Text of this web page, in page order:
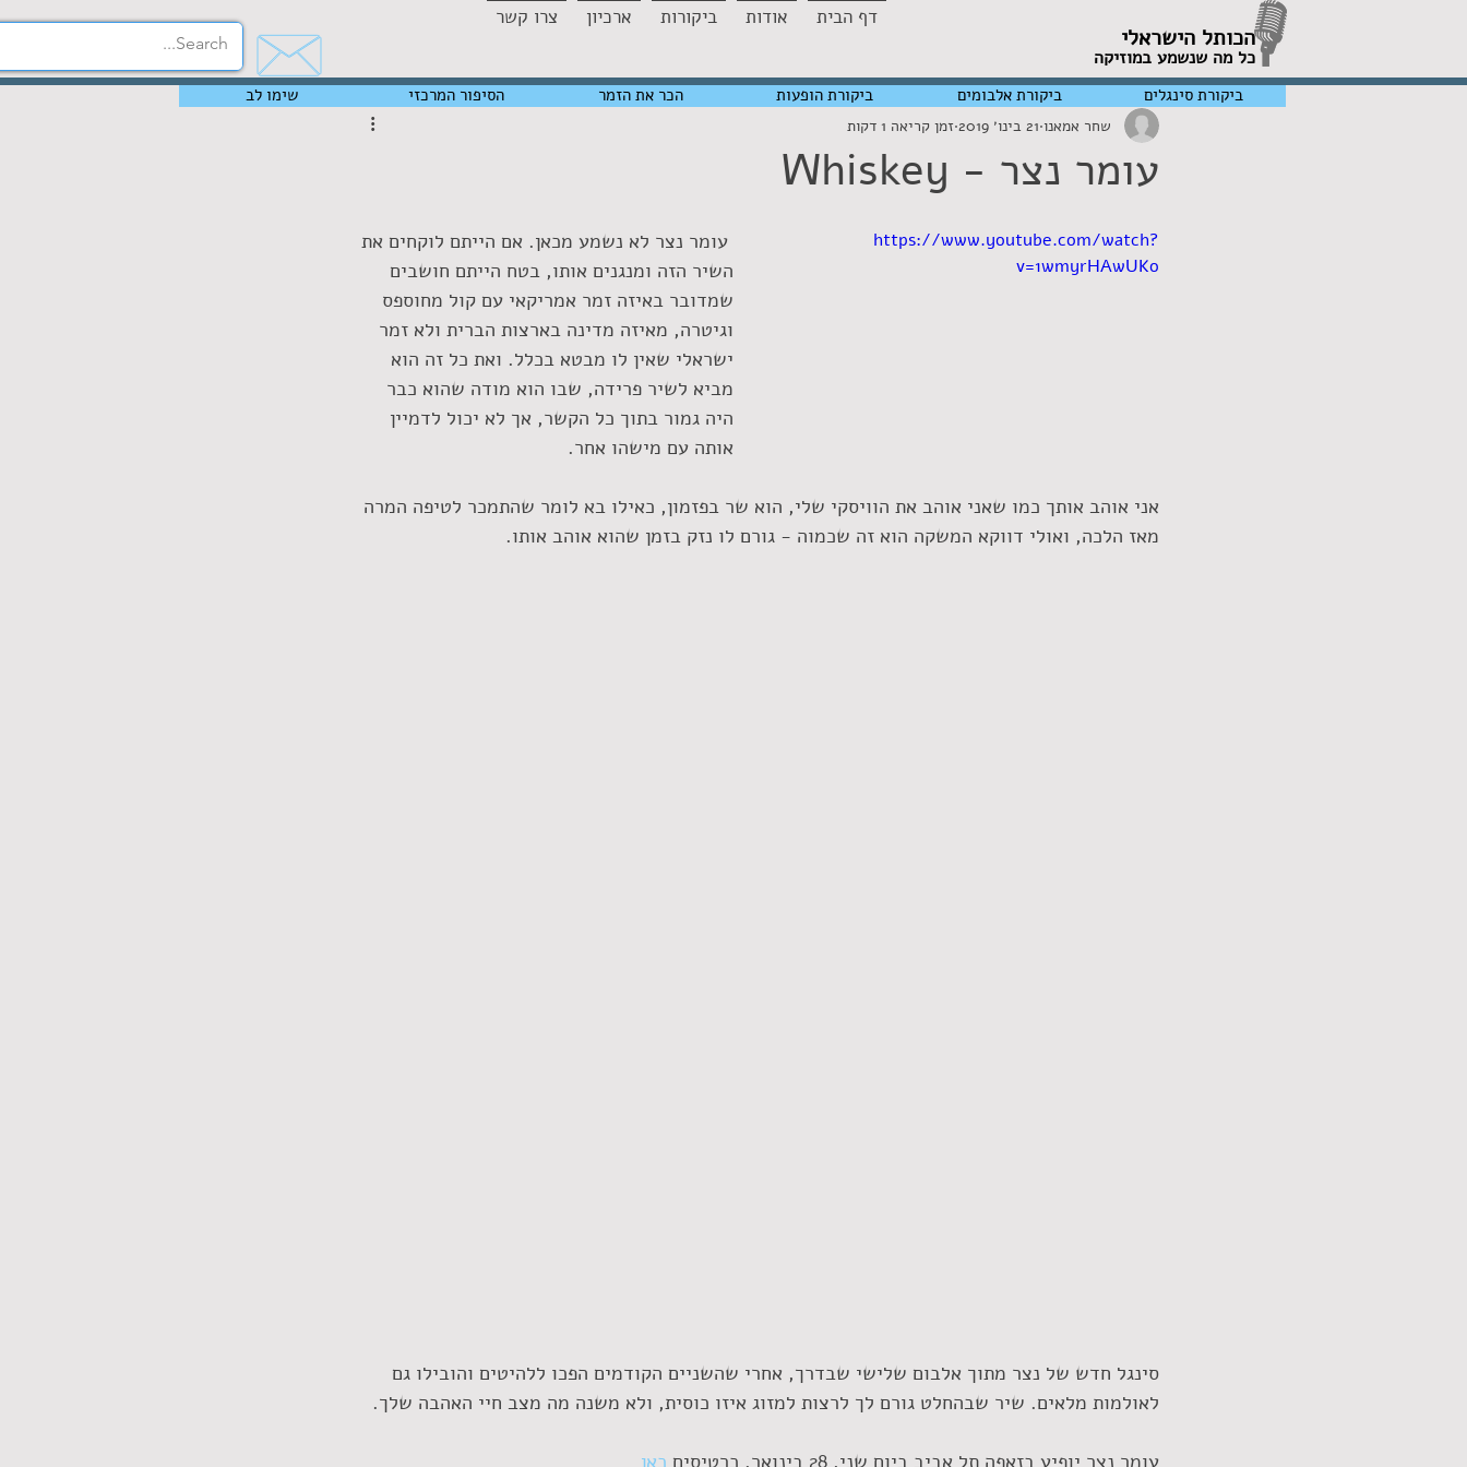
הכותל הישראלי
כל מה שנשמע במוזיקה
דף הבית אודות ביקורות ארכיון צרו קשר
עומר נצר - Whiskey
שחר אמאנו 21 בינו׳ 2019 זמן קריאה 1 דקות
https://www.youtube.com/watch?
v=1wmyrHAwUKo
עומר נצר לא נשמע מכאן. אם הייתם לוקחים את
השיר הזה ומנגנים אותו, בטח הייתם חושבים
שמדובר באיזה זמר אמריקאי עם קול מחוספס
וגיטרה, מאיזה מדינה בארצות הברית ולא זמר
ישראלי שאין לו מבטא בכלל. ואת כל זה הוא
מביא לשיר פרידה, שבו הוא מודה שהוא כבר
היה גמור בתוך כל הקשר, אך לא יכול לדמיין
אותה עם מישהו אחר.
אני אוהב אותך כמו שאני אוהב את הוויסקי שלי, הוא שר בפזמון, כאילו בא לומר שהתמכר לטיפה המרה
מאז הלכה, ואולי דווקא המשקה הוא זה שכמוה - גורם לו נזק בזמן שהוא אוהב אותו.
סינגל חדש של נצר מתוך אלבום שלישי שבדרך, אחרי שהשניים הקודמים הפכו ללהיטים והובילו גם
לאולמות מלאים. שיר שבהחלט גורם לך לרצות למזוג איזו כוסית, ולא משנה מה מצב חיי האהבה שלך.
עומר נצר יופיע בזאפה תל אביב ביום שני, 28 בינואר. כרטיסים
כאן
שימו לב הסיפור המרכזי הכר את הזמר ביקורת הופעות ביקורת אלבומים ביקורת סינגלים